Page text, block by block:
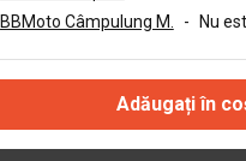
BBMoto Câmpulung M.
- Nu
Adăugați în